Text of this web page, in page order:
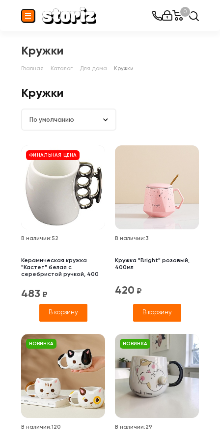
0
Кружки
Главная Каталог Для дома Кружки
Кружки
По умолчанию
ФИНАЛЬНАЯ ЦЕНА
В наличии:52
Керамическая кружка
"Кастет" белая с
серебристой ручкой, 400
483 ₽
В корзину
В наличии:3
Кружка "Bright" розовый,
400мл
420 ₽
В корзину
НОВИНКА
В наличии:120
НОВИНКА
В наличии:29